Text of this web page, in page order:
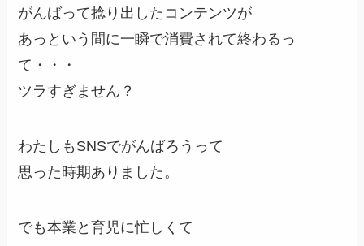
がんばって捻り出したコンテンツが
あっという間に一瞬で消費されて終わるっ
て・・・
ツラすぎません？
わたしもSNSでがんばろうって
思った時期ありました。
でも本業と育児に忙しくて